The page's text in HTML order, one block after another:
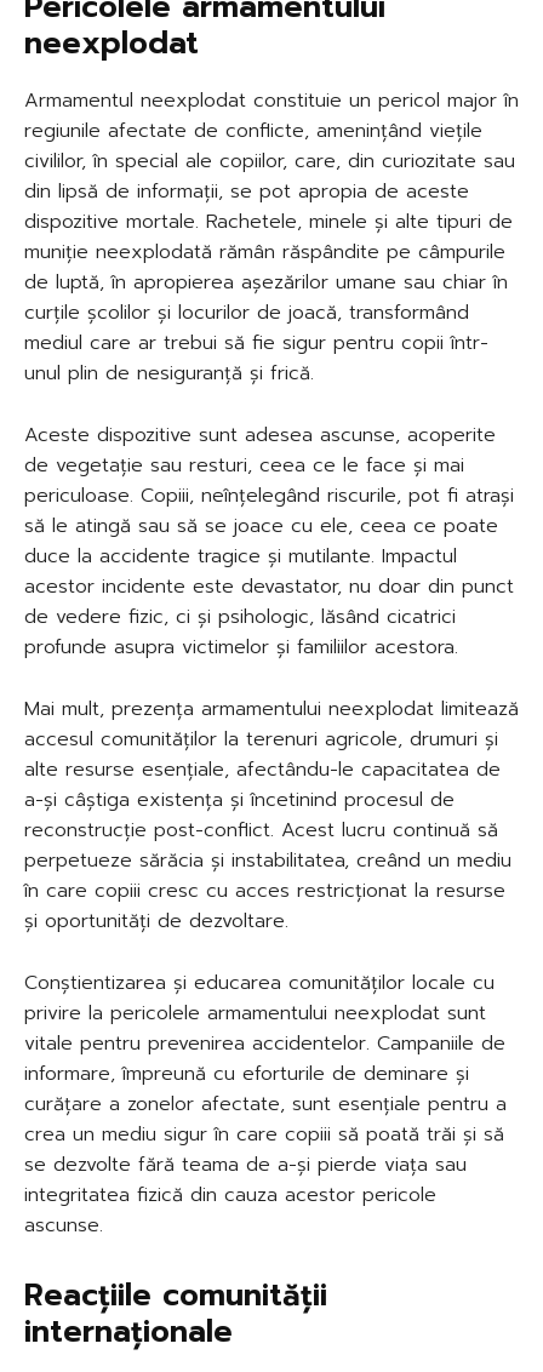
neexplodat
Armamentul neexplodat constituie un pericol major în
regiunile afectate de conflicte, amenințând viețile
civililor, în special ale copiilor, care, din curiozitate sau
din lipsă de informații, se pot apropia de aceste
dispozitive mortale. Rachetele, minele și alte tipuri de
muniție neexplodată rămân răspândite pe câmpurile
de luptă, în apropierea așezărilor umane sau chiar în
curțile școlilor și locurilor de joacă, transformând
mediul care ar trebui să fie sigur pentru copii într-
unul plin de nesiguranță și frică.
Aceste dispozitive sunt adesea ascunse, acoperite
de vegetație sau resturi, ceea ce le face și mai
periculoase. Copiii, neînțelegând riscurile, pot fi atrași
să le atingă sau să se joace cu ele, ceea ce poate
duce la accidente tragice și mutilante. Impactul
acestor incidente este devastator, nu doar din punct
de vedere fizic, ci și psihologic, lăsând cicatrici
profunde asupra victimelor și familiilor acestora.
Mai mult, prezența armamentului neexplodat limitează
accesul comunităților la terenuri agricole, drumuri și
alte resurse esențiale, afectându-le capacitatea de
a-și câștiga existența și încetinind procesul de
reconstrucție post-conflict. Acest lucru continuă să
perpetueze sărăcia și instabilitatea, creând un mediu
în care copiii cresc cu acces restricționat la resurse
și oportunități de dezvoltare.
Conștientizarea și educarea comunităților locale cu
privire la pericolele armamentului neexplodat sunt
vitale pentru prevenirea accidentelor. Campaniile de
informare, împreună cu eforturile de deminare și
curățare a zonelor afectate, sunt esențiale pentru a
crea un mediu sigur în care copiii să poată trăi și să
se dezvolte fără teama de a-și pierde viața sau
integritatea fizică din cauza acestor pericole
ascunse.
Reacțiile comunității
internaționale